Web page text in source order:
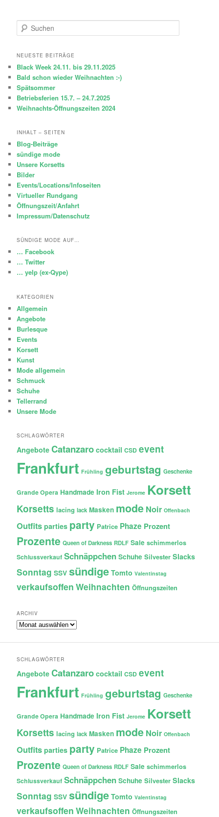
u
h
n
NEUESTE BEITRÄGE
Black Week 24.11. bis 29.11.2025
Bald schon wieder Weihnachten :-)
Spätsommer
Betriebsferien 15.7. – 24.7.2025
Weihnachts-Öffnungszeiten 2024
INHALT – SEITEN
Blog-Beiträge
sündige mode
Unsere Korsetts
Bilder
Events/Locations/Infoseiten
Virtueller Rundgang
Öffnungszeit/Anfahrt
Impressum/Datenschutz
SÜNDIGE MODE AUF…
… Facebook
… Twitter
… yelp (ex-Qype)
KATEGORIEN
Allgemein
Angebote
Burlesque
Events
Korsett
Kunst
Mode allgemein
Schmuck
Schuhe
Tellerrand
Unsere Mode
SCHLAGWÖRTER
Angebote Catanzaro cocktail CSD event
Frankfurt Frühling geburtstag Geschenke
Grande Opera Handmade Iron Fist Jerome Korsett
Korsetts lacing lack Masken mode Noir Offenbach
Outfits parties party Patrice Phaze Prozent
Prozente Queen of Darkness RDLF Sale schimmerlos
Schlussverkauf Schnäppchen Schuhe Silvester Slacks
Sonntag SSV sündige Tomto Valentinstag
verkaufsoffen Weihnachten Öffnungszeiten
ARCHIV
Archiv
SCHLAGWÖRTER
Angebote Catanzaro cocktail CSD event
Frankfurt Frühling geburtstag Geschenke
Grande Opera Handmade Iron Fist Jerome Korsett
Korsetts lacing lack Masken mode Noir Offenbach
Outfits parties party Patrice Phaze Prozent
Prozente Queen of Darkness RDLF Sale schimmerlos
Schlussverkauf Schnäppchen Schuhe Silvester Slacks
Sonntag SSV sündige Tomto Valentinstag
verkaufsoffen Weihnachten Öffnungszeiten